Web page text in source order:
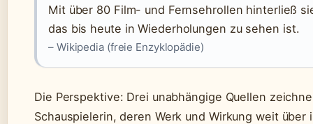
Mit über 80 Film- und Fernsehrollen hinterließ
das bis heute in Wiederholungen zu sehen ist.
– Wikipedia (freie Enzyklopädie)
Die Perspektive: Drei unabhängige Quellen
Schauspielerin, deren Werk und Wirkung weit über